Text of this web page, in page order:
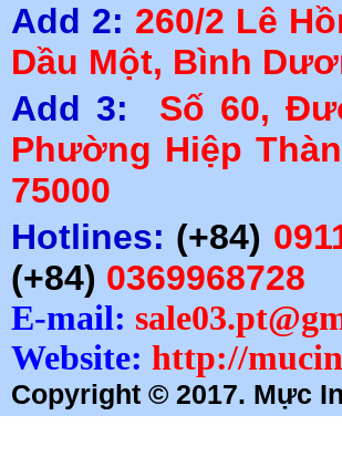
Add 2: 260/2 Lê
Dầu Một, Bình
Add 3:
Số 60,
Phường Hiệp
75000
Hotlines: (+84)
(+84) 0369968728
E-mail:
Website: http://
Copyright © 2017. Mực